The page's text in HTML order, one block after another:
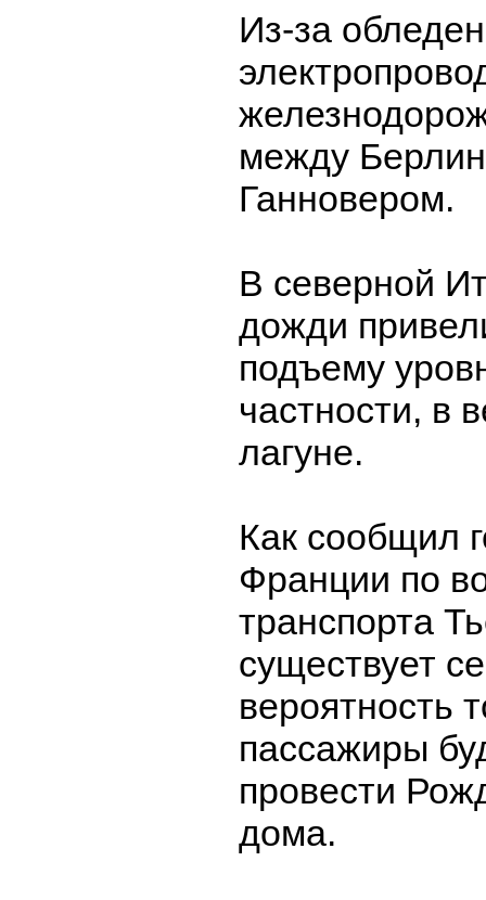
Из-за
между
Ганновером.
В северной
дожди
подъему
частности, в
лагуне.
Как сообщил
Франции по
транспорта
существует
вероятность
пассажиры
провести
дома.